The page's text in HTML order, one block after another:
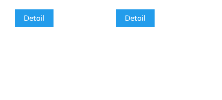
Detail Detail